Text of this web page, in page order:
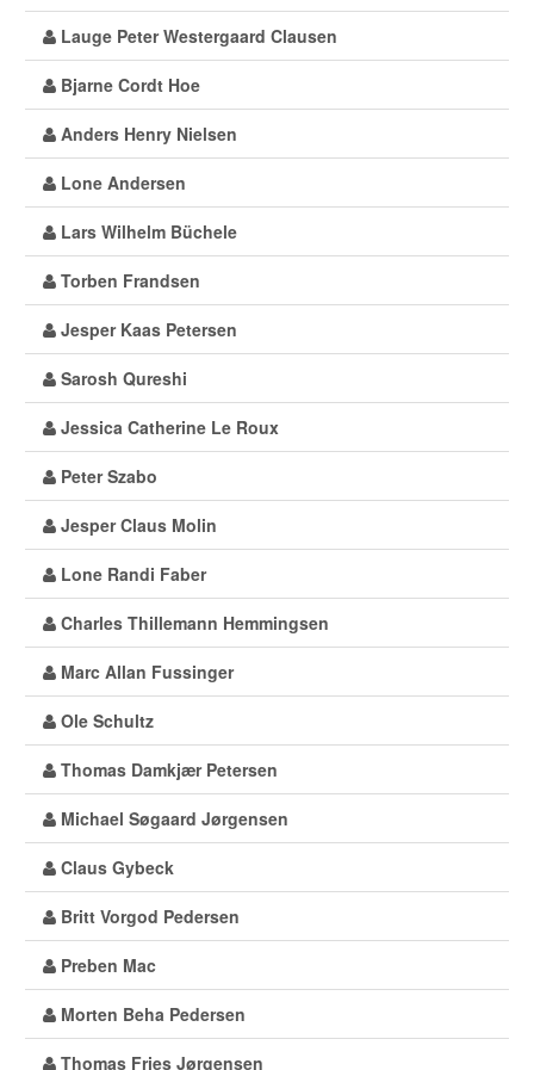
Lauge Peter Westergaard Clausen
Bjarne Cordt Hoe
Anders Henry Nielsen
Lone Andersen
Lars Wilhelm Büchele
Torben Frandsen
Jesper Kaas Petersen
Sarosh Qureshi
Jessica Catherine Le Roux
Peter Szabo
Jesper Claus Molin
Lone Randi Faber
Charles Thillemann Hemmingsen
Marc Allan Fussinger
Ole Schultz
Thomas Damkjær Petersen
Michael Søgaard Jørgensen
Claus Gybeck
Britt Vorgod Pedersen
Preben Mac
Morten Beha Pedersen
Thomas Fries Jørgensen